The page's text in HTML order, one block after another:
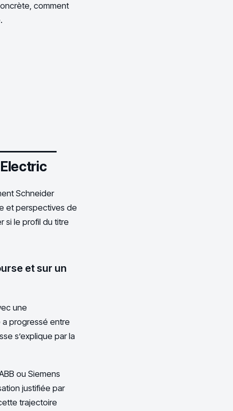
comment
Schneider
et perspectives de
si le profil du titre
et sur un
une
a progressé entre
s’explique par la
ou Siemens
justifiée par
trajectoire